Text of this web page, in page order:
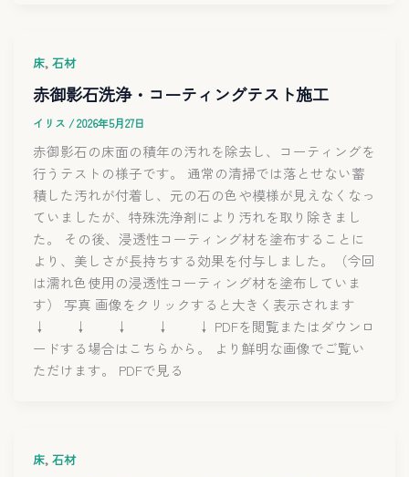
床,石材
赤御影石洗浄・コーティングテスト施工
イリス /2026年5月27日
赤御影石の床面の積年の汚れを除去し、コーティングを
行うテストの様子です。 通常の清掃では落とせない蓄
積した汚れが付着し、元の石の色や模様が見えなくなっ
ていましたが、特殊洗浄剤により汚れを取り除きまし
た。 その後、浸透性コーティング材を塗布することに
より、美しさが長持ちする効果を付与しました。（今回
は濡れ色使用の浸透性コーティング材を塗布していま
す） 写真 画像をクリックすると大きく表示されます
↓ ↓ ↓ ↓ ↓ PDFを閲覧またはダウンロ
ードする場合はこちらから。 より鮮明な画像でご覧い
ただけます。 PDFで見る
床,石材